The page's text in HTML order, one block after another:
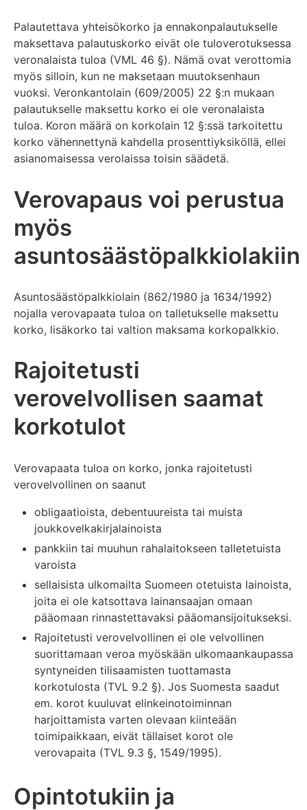
Palautettava yhteisökorko ja ennakonpalautukselle
maksettava palautuskorko eivät ole tuloverotuksessa
veronalaista tuloa (VML 46 §). Nämä ovat verottomia
myös silloin, kun ne maksetaan muutoksenhaun
vuoksi. Veronkantolain (609/2005) 22 §:n mukaan
palautukselle maksettu korko ei ole veronalaista
tuloa. Koron määrä on korkolain 12 §:ssä tarkoitettu
korko vähennettynä kahdella prosenttiyksiköllä, ellei
asianomaisessa verolaissa toisin säädetä.
Verovapaus voi perustua
myös
asuntosäästöpalkkiolakiin
Asuntosäästöpalkkiolain (862/1980 ja 1634/1992)
nojalla verovapaata tuloa on talletukselle maksettu
korko, lisäkorko tai valtion maksama korkopalkkio.
Rajoitetusti
verovelvollisen saamat
korkotulot
Verovapaata tuloa on korko, jonka rajoitetusti
verovelvollinen on saanut
obligaatioista, debentuureista tai muista
joukkovelkakirjalainoista
pankkiin tai muuhun rahalaitokseen talletetuista
varoista
sellaisista ulkomailta Suomeen otetuista lainoista,
joita ei ole katsottava lainansaajan omaan
pääomaan rinnastettavaksi pääomansijoitukseksi.
Rajoitetusti verovelvollinen ei ole velvollinen
suorittamaan veroa myöskään ulkomaankaupassa
syntyneiden tilisaamisten tuottamasta
korkotulosta (TVL 9.2 §). Jos Suomesta saadut
em. korot kuuluvat elinkeinotoiminnan
harjoittamista varten olevaan kiinteään
toimipaikkaan, eivät tällaiset korot ole
verovapaita (TVL 9.3 §, 1549/1995).
Opintotukiin ja